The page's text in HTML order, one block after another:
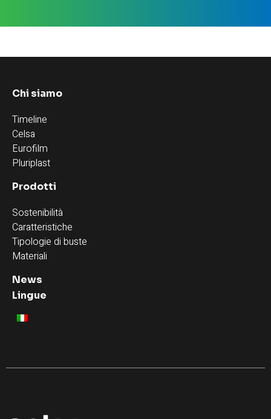
Chi siamo
Timeline
Celsa
Eurofilm
Pluriplast
Prodotti
Sostenibilità
Caratteristiche
Tipologie di buste
Materiali
News
Lingue